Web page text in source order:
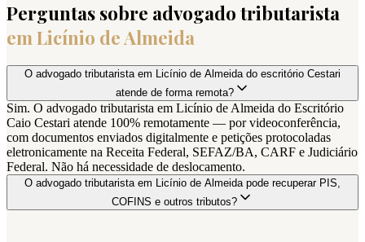
Perguntas sobre advogado tributarista
emLicínio de Almeida
O advogado tributarista em Licínio de Almeida do escritório Cestari
atende de forma remota?
Sim. O advogado tributarista em Licínio de Almeida do Escritório
Caio Cestari atende 100% remotamente — por videoconferência,
com documentos enviados digitalmente e petições protocoladas
eletronicamente na Receita Federal, SEFAZ/BA, CARF e Judiciário
Federal. Não há necessidade de deslocamento.
O advogado tributarista em Licínio de Almeida pode recuperar PIS,
COFINS e outros tributos?